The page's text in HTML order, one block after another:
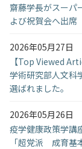
齋藤学長がスーパ
よび祝賀会へ出席
2026年05月27日
【Top Viewed
学術研究部人文科
選ばれました。
2026年05月26日
疫学健康政策学講
「超党派 成育基